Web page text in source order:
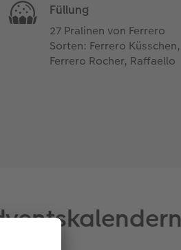
Füllung
27 Pralinen von Ferrero
Sorten: Ferrero Küsschen,
Ferrero Rocher, Raffaello